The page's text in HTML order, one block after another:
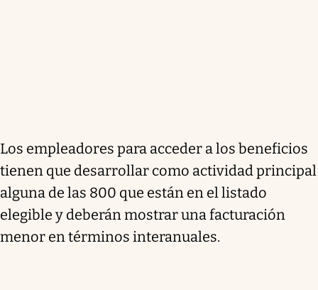
Los empleadores para acceder a los beneficios
tienen que desarrollar como actividad principal
alguna de las 800 que están en el listado
elegible y deberán mostrar una facturación
menor en términos interanuales.